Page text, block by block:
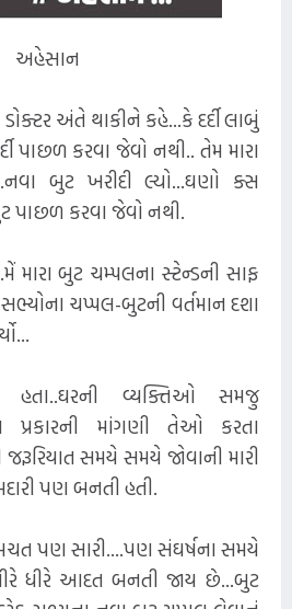
અહેસાન
ડોક્ટર અંતે થાકીને કહે...કે દર્દી લાબું
પાછળ કરવા જેવો નથી.. તેમ મારા
બુટ ખરીદી લ્યો...ઘણો ક્સ
પાછળ કરવા જેવો નથી.
મારા બુટ ચમ્પલના સ્ટેન્ડની સાફ
ચપ્પલ-બુટની વર્તમાન દશા
હતા..ઘરની વ્યક્તિઓ સમજુ
પ્રકારની માંગણી તેઓ કરતા
સમયે સમયે જોવાની મારી
પણ બનતી હતી.
પણ સારી....પણ સંઘર્ષના સમયે
ધીરે આદત બનતી જાય છે...બુટ